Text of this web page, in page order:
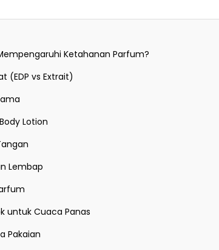
Ketahanan Parfum?
(EDP vs Extrait)
Lotion
Lembap
untuk Cuaca Panas
Pakaian